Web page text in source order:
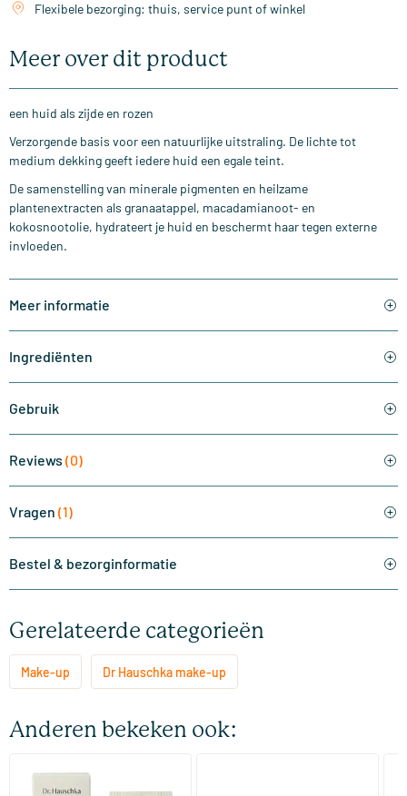
Flexibele bezorging: thuis, service punt of winkel
Meer over dit product
een huid als zijde en rozen
Verzorgende basis voor een natuurlijke uitstraling. De lichte tot
medium dekking geeft iedere huid een egale teint.
De samenstelling van minerale pigmenten en heilzame
plantenextracten als granaatappel, macadamianoot- en
kokosnootolie, hydrateert je huid en beschermt haar tegen externe
invloeden.
Meer informatie
Ingrediënten
Gebruik
Reviews (0)
Vragen (1)
Bestel & bezorginformatie
Gerelateerde categorieën
Make-up Dr Hauschka make-up
Anderen bekeken ook:
Foundation 01 Macadamia